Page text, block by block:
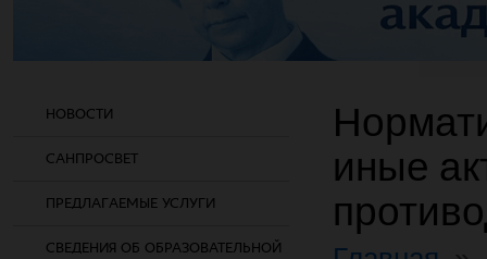
НОВОСТИ
САНПРОСВЕТ
ПРЕДЛАГАЕМЫЕ УСЛУГИ
СВЕДЕНИЯ ОБ ОБРАЗОВАТЕЛЬНОЙ
иные